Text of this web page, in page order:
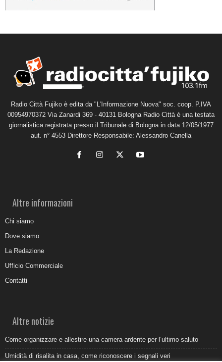
Radio Città Fujiko è edita da "L'Informazione Nuova" soc. coop. P.IVA
00954970372 Via Zanardi 369 - 40131 Bologna Radio Città è una testata
giornalistica registrata presso il Tribunale di Bologna in data 12/05/1977
aut. n° 4553 Direttore Responsabile: Alessandro Canella
Altre informazioni
Chi siamo
Dove siamo
La Redazione
Ufficio Commerciale
Contatti
Altre notizie
Come organizzare e allestire una camera ardente per l’ultimo saluto
Umidità di risalita in casa, come riconoscere i segnali veri